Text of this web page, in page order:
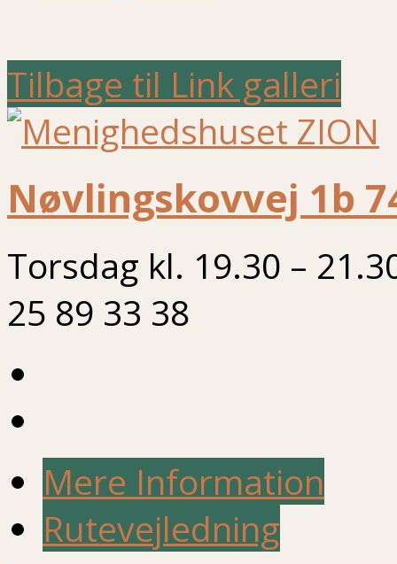
Tilbage til Link galleri
Nøvlingskovvej 1b
Torsdag kl. 19.30 –
25 89 33 38
Mere Information
Rutevejledning